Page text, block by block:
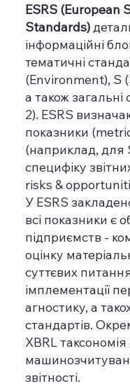
ESRS (European
Standards)
інформаційні
тематичні
(Environment), S
а також загальні
2). ESRS
показники
(наприклад, для
специфіку
risks &
У ESRS
всі показники є
підприємств -
оцінку
суттєвих
імплементації
агностику, а
стандартів.
XBRL
звітності.